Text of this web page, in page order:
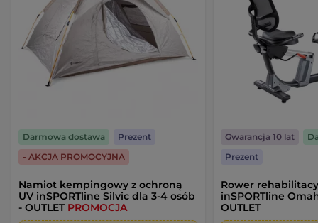
Namiot kempingowy z ochroną
UV inSPORTline Silvic dla 3-4 osób
- OUTLET PROMOCJA
Darmowa dostawa
Prezent
- AKCJA PROMOCYJNA
Rower
inSPORTline
OUTLET
Gwarancja 10 lat
Prezent